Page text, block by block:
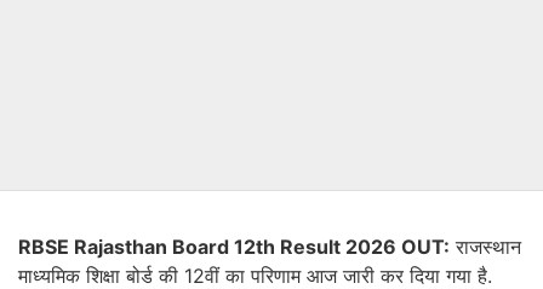
RBSE Rajasthan Board 12th Result 2026 OUT: राजस्थान
माध्यमिक शिक्षा बोर्ड की 12वीं का परिणाम आज जारी कर दिया गया है.